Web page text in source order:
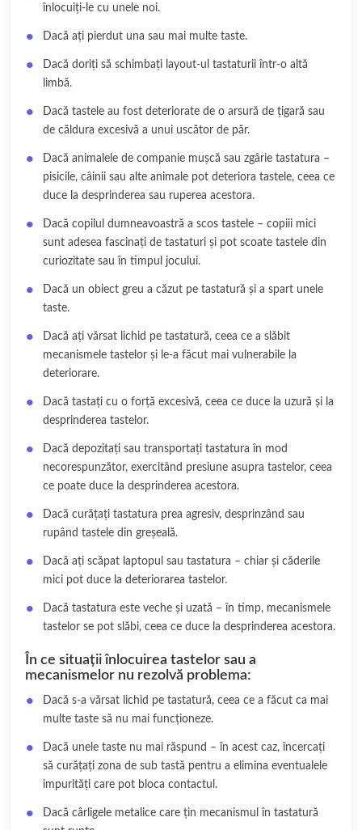
înlocuiți-le cu unele noi.
Dacă ați pierdut una sau mai multe taste.
Dacă doriți să schimbați layout-ul tastaturii într-o altă
limbă.
Dacă tastele au fost deteriorate de o arsură de țigară sau
de căldura excesivă a unui uscător de păr.
Dacă animalele de companie mușcă sau zgârie tastatura –
pisicile, câinii sau alte animale pot deteriora tastele, ceea ce
duce la desprinderea sau ruperea acestora.
Dacă copilul dumneavoastră a scos tastele – copiii mici
sunt adesea fascinați de tastaturi și pot scoate tastele din
curiozitate sau în timpul jocului.
Dacă un obiect greu a căzut pe tastatură și a spart unele
taste.
Dacă ați vărsat lichid pe tastatură, ceea ce a slăbit
mecanismele tastelor și le-a făcut mai vulnerabile la
deteriorare.
Dacă tastați cu o forță excesivă, ceea ce duce la uzură și la
desprinderea tastelor.
Dacă depozitați sau transportați tastatura în mod
necorespunzător, exercitând presiune asupra tastelor, ceea
ce poate duce la desprinderea acestora.
Dacă curățați tastatura prea agresiv, desprinzând sau
rupând tastele din greșeală.
Dacă ați scăpat laptopul sau tastatura – chiar și căderile
mici pot duce la deteriorarea tastelor.
Dacă tastatura este veche și uzată – în timp, mecanismele
tastelor se pot slăbi, ceea ce duce la desprinderea acestora.
În ce situații înlocuirea tastelor sau a
mecanismelor nu rezolvă problema:
Dacă s-a vărsat lichid pe tastatură, ceea ce a făcut ca mai
multe taste să nu mai funcționeze.
Dacă unele taste nu mai răspund – în acest caz, încercați
să curățați zona de sub tastă pentru a elimina eventualele
impurități care pot bloca contactul.
Dacă cârligele metalice care țin mecanismul în tastatură